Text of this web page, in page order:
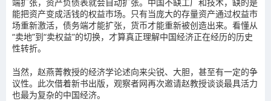
能把资产变成活钱的权益市场。只有当庞大的存量资产通过权益市
场重新激活，债务端才能扩张，货币才能重新被创造出来。看懂从
“卖地”到“卖权益”的切换，才算真正理解中国经济正在经历的历史
性转折。
当然，赵燕菁教授的经济学论述向来尖锐、大胆，甚至有一定的争
议性。此次借着新书出版，观察者网再次邀请赵教授谈谈最具活力
也最为复杂的中国经济。